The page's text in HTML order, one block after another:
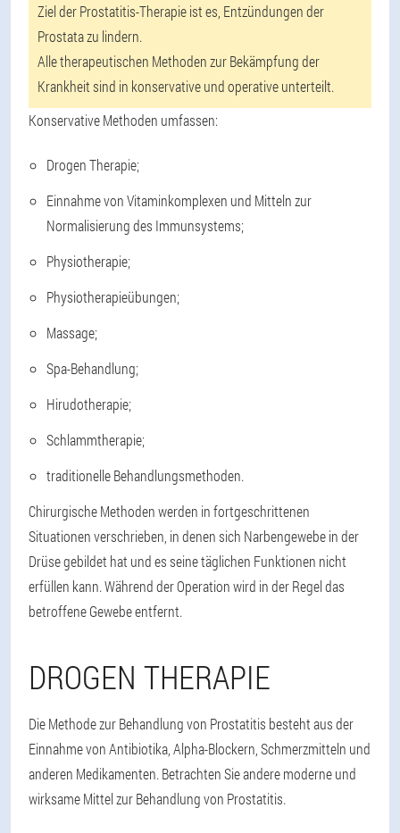
Ziel der Prostatitis-Therapie ist es, Entzündungen der
Prostata zu lindern.
Alle therapeutischen Methoden zur Bekämpfung der
Krankheit sind in konservative und operative unterteilt.
Konservative Methoden umfassen:
Drogen Therapie;
Einnahme von Vitaminkomplexen und Mitteln zur
Normalisierung des Immunsystems;
Physiotherapie;
Physiotherapieübungen;
Massage;
Spa-Behandlung;
Hirudotherapie;
Schlammtherapie;
traditionelle Behandlungsmethoden.
Chirurgische Methoden werden in fortgeschrittenen
Situationen verschrieben, in denen sich Narbengewebe in der
Drüse gebildet hat und es seine täglichen Funktionen nicht
erfüllen kann. Während der Operation wird in der Regel das
betroffene Gewebe entfernt.
DROGEN THERAPIE
Die Methode zur Behandlung von Prostatitis besteht aus der
Einnahme von Antibiotika, Alpha-Blockern, Schmerzmitteln und
anderen Medikamenten. Betrachten Sie andere moderne und
wirksame Mittel zur Behandlung von Prostatitis.